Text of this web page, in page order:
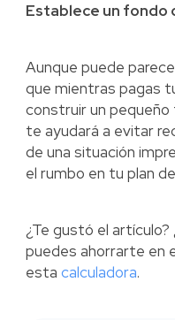
Establece un fondo
Aunque puede
que mientras pagas
construir un
te ayudará a evitar
de una situación
el rumbo en tu plan
¿Te gustó el
puedes ahorrarte en
esta calculadora.